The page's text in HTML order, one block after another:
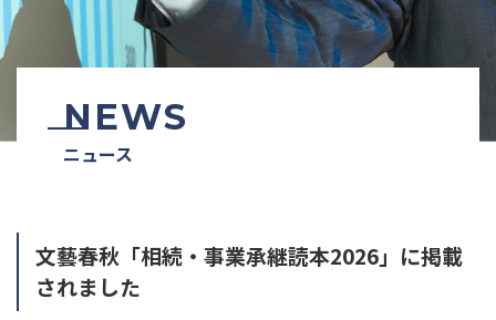
NEWS
ニュース
文藝春秋「相続・事業承継読本2026」に掲載
されました